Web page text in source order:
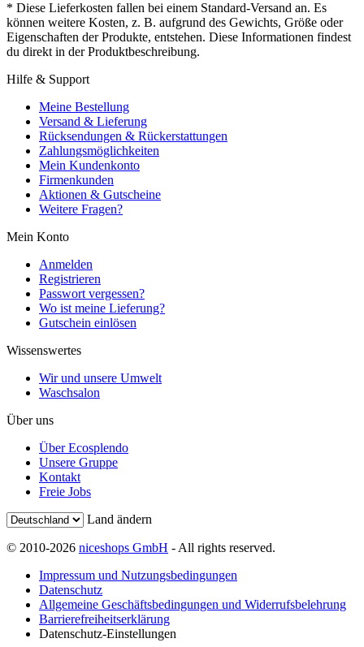
* Diese Lieferkosten fallen bei einem Standard-Versand an. Es
können weitere Kosten, z. B. aufgrund des Gewichts, Größe oder
Eigenschaften der Produkte, entstehen. Diese Informationen findest
du direkt in der Produktbeschreibung.
Hilfe & Support
Meine Bestellung
Versand & Lieferung
Rücksendungen & Rückerstattungen
Zahlungsmöglichkeiten
Mein Kundenkonto
Firmenkunden
Aktionen & Gutscheine
Weitere Fragen?
Mein Konto
Anmelden
Registrieren
Passwort vergessen?
Wo ist meine Lieferung?
Gutschein einlösen
Wissenswertes
Wir und unsere Umwelt
Waschsalon
Über uns
Über Ecosplendo
Unsere Gruppe
Kontakt
Freie Jobs
Land ändern
© 2010-2026 niceshops GmbH - All rights reserved.
Impressum und Nutzungsbedingungen
Datenschutz
Allgemeine Geschäftsbedingungen und Widerrufsbelehrung
Barrierefreiheitserklärung
Datenschutz-Einstellungen